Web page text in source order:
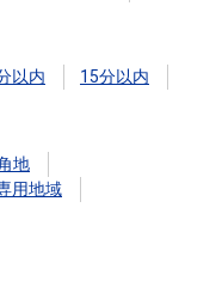
以内
15分以内
地
用地域